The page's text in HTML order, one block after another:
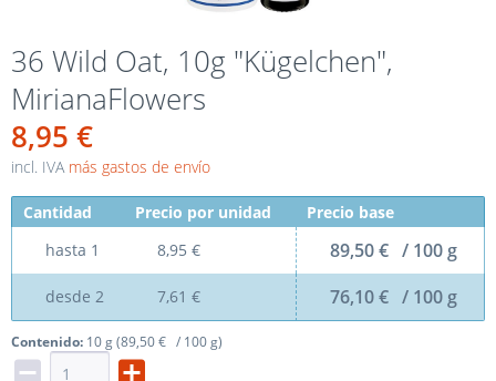
36 Wild Oat, 10g "Kügelchen",
MirianaFlowers
8,95 €
incl. IVA más gastos de envío
Cantidad Precio por unidad
Precio base
hasta 1 8,95 € 89,50 € / 100 g
desde 2 7,61 € 76,10 € / 100 g
Contenido: 10 g (89,50 € / 100 g)